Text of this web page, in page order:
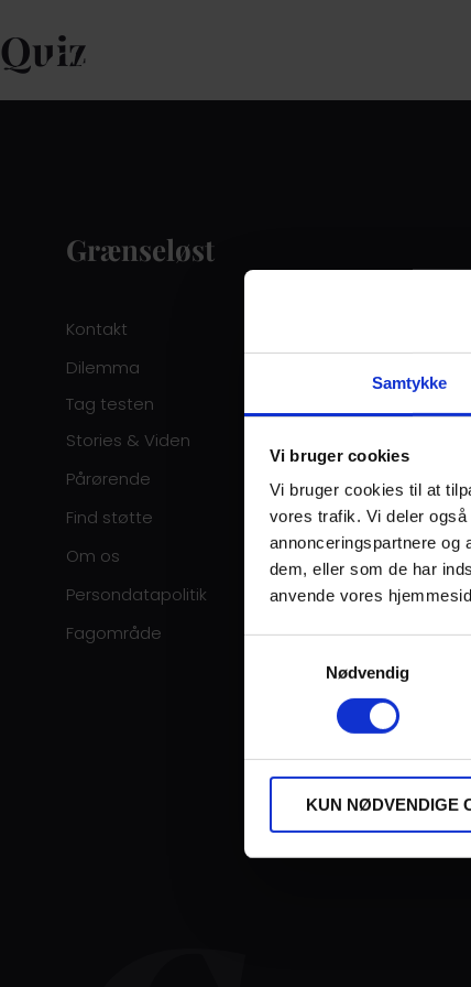
Samtykke
Vi bruger cookies
Vi bruger cookies til at
vores trafik. Vi deler
annonceringspartnere og
dem, eller som de har
anvende vores
Nødvendig
KUN NØDVENDIGE
Quiz
Grænseløst
Kontakt
Dilemma
Tag testen
Stories & Viden
Pårørende
Find støtte
Om os
Persondatapolitik
Fagområde